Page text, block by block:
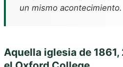
un mismo acontecimiento.
Aquella iglesia de